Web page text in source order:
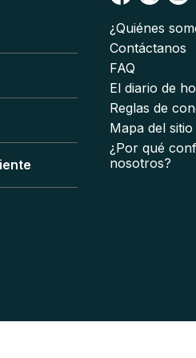
¿Quiénes
Contáctanos
FAQ
El diario de
Reglas de
Mapa del sitio
¿Por qué
nosotros?